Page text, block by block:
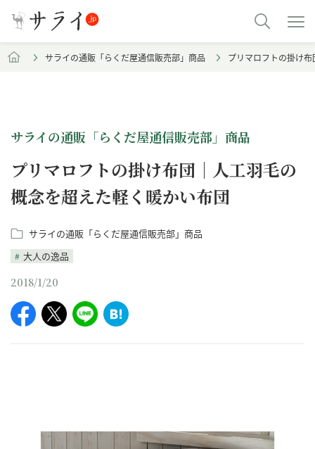
サライの通販「らくだ屋通信販売部」商品 プリマロフトの掛け
サライの通販「らくだ屋通信販売部」商品
プリマロフトの掛け布団｜人工羽毛の
概念を超えた軽く暖かい布団
サライの通販「らくだ屋通信販売部」商品
大人の逸品
2018/1/20